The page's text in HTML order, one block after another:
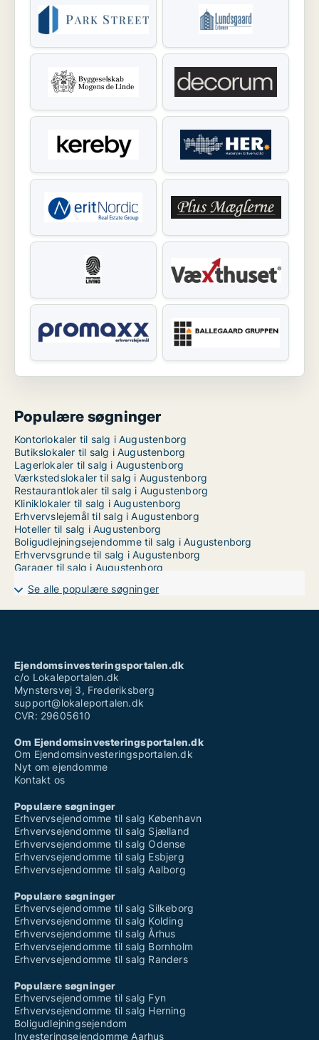
Populære søgninger
Kontorlokaler til salg i Augustenborg
Butikslokaler til salg i Augustenborg
Lagerlokaler til salg i Augustenborg
Værkstedslokaler til salg i Augustenborg
Restaurantlokaler til salg i Augustenborg
Kliniklokaler til salg i Augustenborg
Erhvervslejemål til salg i Augustenborg
Hoteller til salg i Augustenborg
Boligudlejningsejendomme til salg i Augustenborg
Erhvervsgrunde til salg i Augustenborg
Garager til salg i Augustenborg
Se alle populære søgninger
Ejendomsinvesteringsportalen.dk
c/o Lokaleportalen.dk
Mynstersvej 3, Frederiksberg
support@lokaleportalen.dk
CVR: 29605610
Om Ejendomsinvesteringsportalen.dk
Om Ejendomsinvesteringsportalen.dk
Nyt om ejendomme
Kontakt os
Populære søgninger
Erhvervsejendomme til salg København
Erhvervsejendomme til salg Sjælland
Erhvervsejendomme til salg Odense
Erhvervsejendomme til salg Esbjerg
Erhvervsejendomme til salg Aalborg
Populære søgninger
Erhvervsejendomme til salg Silkeborg
Erhvervsejendomme til salg Kolding
Erhvervsejendomme til salg Århus
Erhvervsejendomme til salg Bornholm
Erhvervsejendomme til salg Randers
Populære søgninger
Erhvervsejendomme til salg Fyn
Erhvervsejendomme til salg Herning
Boligudlejningsejendom
Investeringsejendomme Aarhus